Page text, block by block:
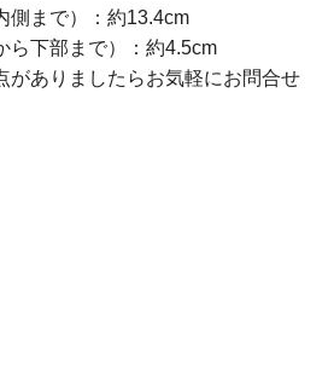
側まで）：約13.4cm
ら下部まで）：約4.5cm
がありましたらお気軽にお問合せ